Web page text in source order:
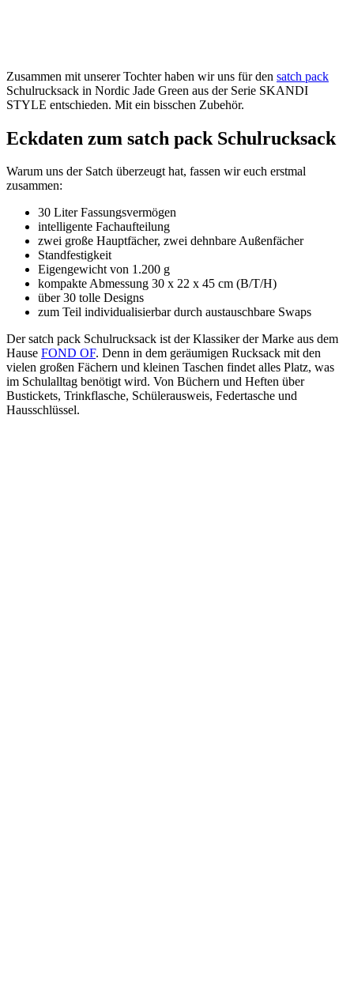
Zusammen mit unserer Tochter haben wir uns für den satch pack
Schulrucksack in Nordic Jade Green aus der Serie SKANDI
STYLE entschieden. Mit ein bisschen Zubehör.
Eckdaten zum satch pack Schulrucksack
Warum uns der Satch überzeugt hat, fassen wir euch erstmal
zusammen:
30 Liter Fassungsvermögen
intelligente Fachaufteilung
zwei große Hauptfächer, zwei dehnbare Außenfächer
Standfestigkeit
Eigengewicht von 1.200 g
kompakte Abmessung 30 x 22 x 45 cm (B/T/H)
über 30 tolle Designs
zum Teil individualisierbar durch austauschbare Swaps
Der satch pack Schulrucksack ist der Klassiker der Marke aus dem
Hause FOND OF. Denn in dem geräumigen Rucksack mit den
vielen großen Fächern und kleinen Taschen findet alles Platz, was
im Schulalltag benötigt wird. Von Büchern und Heften über
Bustickets, Trinkflasche, Schülerausweis, Federtasche und
Hausschlüssel.